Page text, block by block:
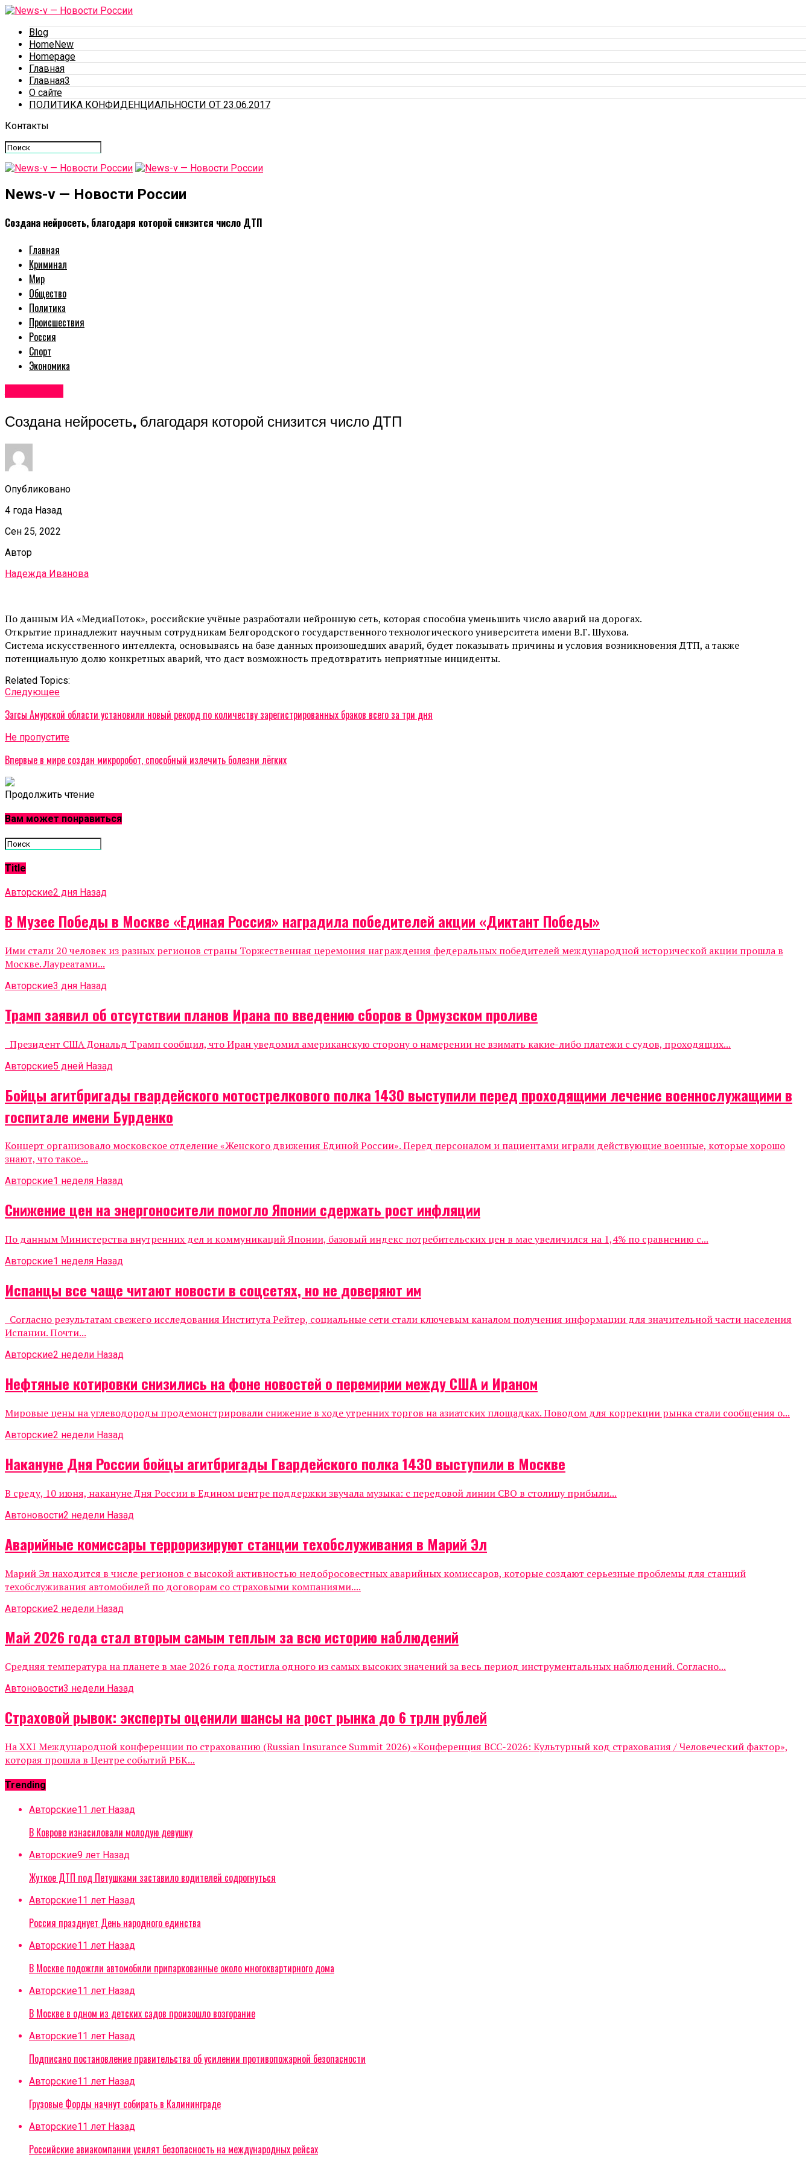
Blog
HomeNew
Homepage
Главная
Главная3
О сайте
ПОЛИТИКА КОНФИДЕНЦИАЛЬНОСТИ ОТ 23.06.2017
Контакты
News-v — Новости России
Создана нейросеть, благодаря которой снизится число ДТП
Главная
Криминал
Мир
Общество
Политика
Происшествия
Россия
Спорт
Экономика
Создана нейросеть, благодаря которой снизится число ДТП
Опубликовано
4 года Назад
Сен 25, 2022
Автор
Надежда Иванова
По данным ИА «МедиаПоток», российские учёные разработали нейронную сеть, которая способна уменьшить число аварий на дорогах.
Открытие принадлежит научным сотрудникам Белгородского государственного технологического университета имени В.Г. Шухова.
Система искусственного интеллекта, основываясь на базе данных произошедших аварий, будет показывать причины и условия возникновения ДТП, а также
потенциальную долю конкретных аварий, что даст возможность предотвратить неприятные инциденты.
Related Topics:
Cледующее
Загсы Амурской области установили новый рекорд по количеству зарегистрированных браков всего за три дня
Не пропустите
Впервые в мире создан микроробот, способный излечить болезни лёгких
Продолжить чтение
Вам может понравиться
Title
Авторские2 дня Назад
В Музее Победы в Москве «Единая Россия» наградила победителей акции «Диктант Победы»
Ими стали 20 человек из разных регионов страны Торжественная церемония награждения федеральных победителей международной исторической акции прошла в
Москве. Лауреатами...
Авторские3 дня Назад
Трамп заявил об отсутствии планов Ирана по введению сборов в Ормузском проливе
Президент США Дональд Трамп сообщил, что Иран уведомил американскую сторону о намерении не взимать какие-либо платежи с судов, проходящих...
Авторские5 дней Назад
Бойцы агитбригады гвардейского мотострелкового полка 1430 выступили перед проходящими лечение военнослужащими в
госпитале имени Бурденко
Концерт организовало московское отделение «Женского движения Единой России». Перед персоналом и пациентами играли действующие военные, которые хорошо
знают, что такое...
Авторские1 неделя Назад
Снижение цен на энергоносители помогло Японии сдержать рост инфляции
По данным Министерства внутренних дел и коммуникаций Японии, базовый индекс потребительских цен в мае увеличился на 1,4% по сравнению с...
Авторские1 неделя Назад
Испанцы все чаще читают новости в соцсетях, но не доверяют им
Согласно результатам свежего исследования Института Рейтер, социальные сети стали ключевым каналом получения информации для значительной части населения
Испании. Почти...
Авторские2 недели Назад
Нефтяные котировки снизились на фоне новостей о перемирии между США и Ираном
Мировые цены на углеводороды продемонстрировали снижение в ходе утренних торгов на азиатских площадках. Поводом для коррекции рынка стали сообщения о...
Авторские2 недели Назад
Накануне Дня России бойцы агитбригады Гвардейского полка 1430 выступили в Москве
В среду, 10 июня, накануне Дня России в Едином центре поддержки звучала музыка: с передовой линии СВО в столицу прибыли...
Автоновости2 недели Назад
Аварийные комиссары терроризируют станции техобслуживания в Марий Эл
Марий Эл находится в числе регионов с высокой активностью недобросовестных аварийных комиссаров, которые создают серьезные проблемы для станций
техобслуживания автомобилей по договорам со страховыми компаниями....
Авторские2 недели Назад
Май 2026 года стал вторым самым теплым за всю историю наблюдений
Средняя температура на планете в мае 2026 года достигла одного из самых высоких значений за весь период инструментальных наблюдений. Согласно...
Автоновости3 недели Назад
Страховой рывок: эксперты оценили шансы на рост рынка до 6 трлн рублей
На XXI Международной конференции по страхованию (Russian Insurance Summit 2026) «Конференция ВСС-2026: Культурный код страхования / Человеческий фактор»,
которая прошла в Центре событий РБК...
Trending
Авторские11 лет Назад
В Коврове изнасиловали молодую девушку
Авторские9 лет Назад
Жуткое ДТП под Петушками заставило водителей содрогнуться
Авторские11 лет Назад
Россия празднует День народного единства
Авторские11 лет Назад
В Москве подожгли автомобили припаркованные около многоквартирного дома
Авторские11 лет Назад
В Москве в одном из детских садов произошло возгорание
Авторские11 лет Назад
Подписано постановление правительства об усилении противопожарной безопасности
Авторские11 лет Назад
Грузовые Форды начнут собирать в Калининграде
Авторские11 лет Назад
Российские авиакомпании усилят безопасность на международных рейсах